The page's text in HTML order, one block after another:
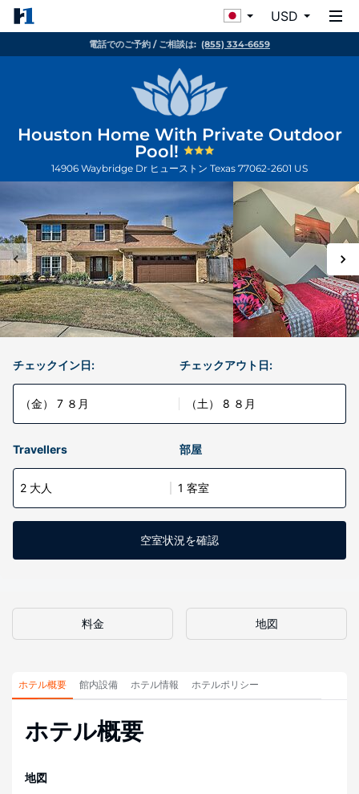
USD
電話でのご予約 / ご相談は: (855) 334-6659
Houston Home With Private Outdoor
Pool!
14906 Waybridge Dr ヒューストン Texas 77062-2601 US
チェックイン日:
（金） 7 ８月
チェックアウト日:
（土） 8 ８月
Travellers 部屋
2 大人 1 客室
空室状況を確認
料金 地図
ホテル概要 館内設備 ホテル情報 ホテルポリシー
ホテル概要
地図